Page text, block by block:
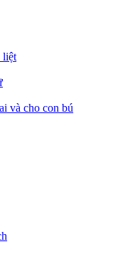
liệt
và cho con bú